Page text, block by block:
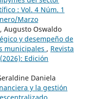
: Vol. 4 Núm. 1
Marzo
Augusto Oswaldo
y desempeño de
municipales , Revista
Edición
Daniela
y la gestión